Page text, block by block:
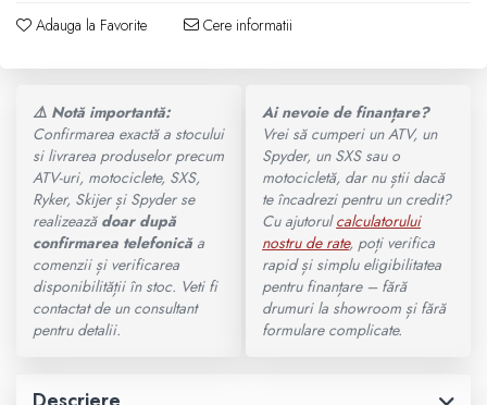
200 - 400 cmc. (8)
600 - 800 cmc. (29)
800 - 1000 cmc. (81)
Protectii
Sosete
Armura
ECHIPAMENTE COPII
Adauga la Favorite Cere informatii
⚠️ Notă importantă:
Confirmarea exactă a stocului
si livrarea produselor precum
ATV-uri, motociclete, SXS,
Ryker, Skijer și Spyder se
realizează doar după
confirmarea telefonicăa
comenzii și verificarea
disponibilității în stoc. Veti fi
contactat de un consultant
pentru detalii.
Ai nevoie de finanțare?
Vrei să cumperi un ATV, un
Spyder, un SXS sau o
motocicletă, dar nu știi dacă
te încadrezi pentru un credit?
Cu ajutorulcalculatorului
nostru de rate, poți verifica
rapid și simplu eligibilitatea
pentru finanțare – fără
drumuri la showroom și fără
formulare complicate.